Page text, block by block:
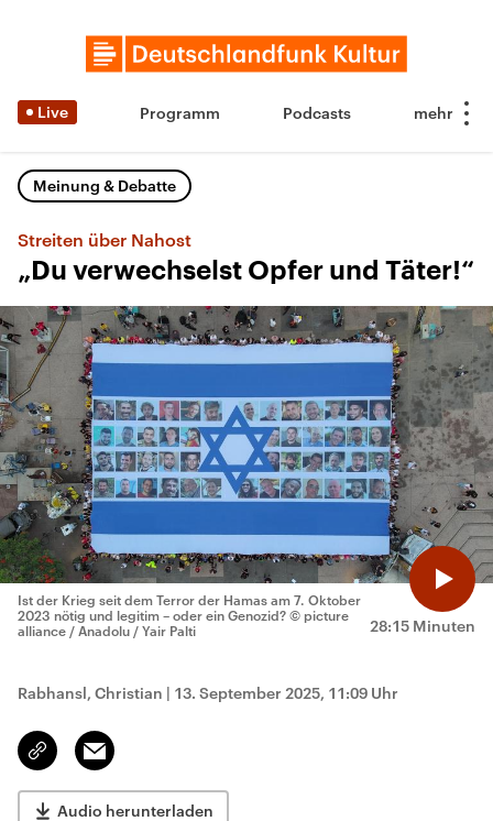
Live Programm Podcasts
Meinung & Debatte
Streiten über Nahost
„Du verwechselst Opfer und Täter!“
28:15 Minuten
Ist der Krieg seit dem Terror der Hamas am 7. Oktober
2023 nötig und legitim – oder ein Genozid? © picture
alliance / Anadolu / Yair Palti
Rabhansl, Christian | 13. September 2025, 11:09 Uhr
Link
kopieren/teilen
Email
Audio herunterladen